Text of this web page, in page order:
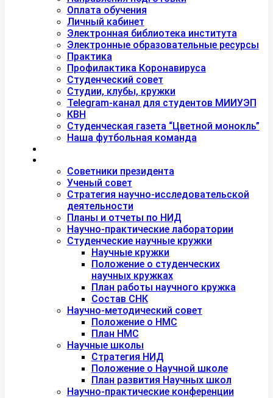
Оплата обучения
Личный кабинет
Электронная библиотека института
Электронные образовательные ресурсы
Практика
Профилактика Коронавируса
Студенческий совет
Студии, клубы, кружки
Telegram-канал для студентов МИИУЭП
КВН
Студенческая газета “Цветной монокль”
Наша футбольная команда
Советники президента
Ученый совет
Стратегия научно-исследовательской
деятельности
Планы и отчеты по НИД
Научно-практические лаборатории
Студенческие научные кружки
Научные кружки
Положение о студенческих
научных кружках
План работы научного кружка
Состав СНК
Научно-методический совет
Положение о НМС
План НМС
Научные школы
Стратегия НИД
Положение о Научной школе
План развития Научных школ
Научно-практические конференции